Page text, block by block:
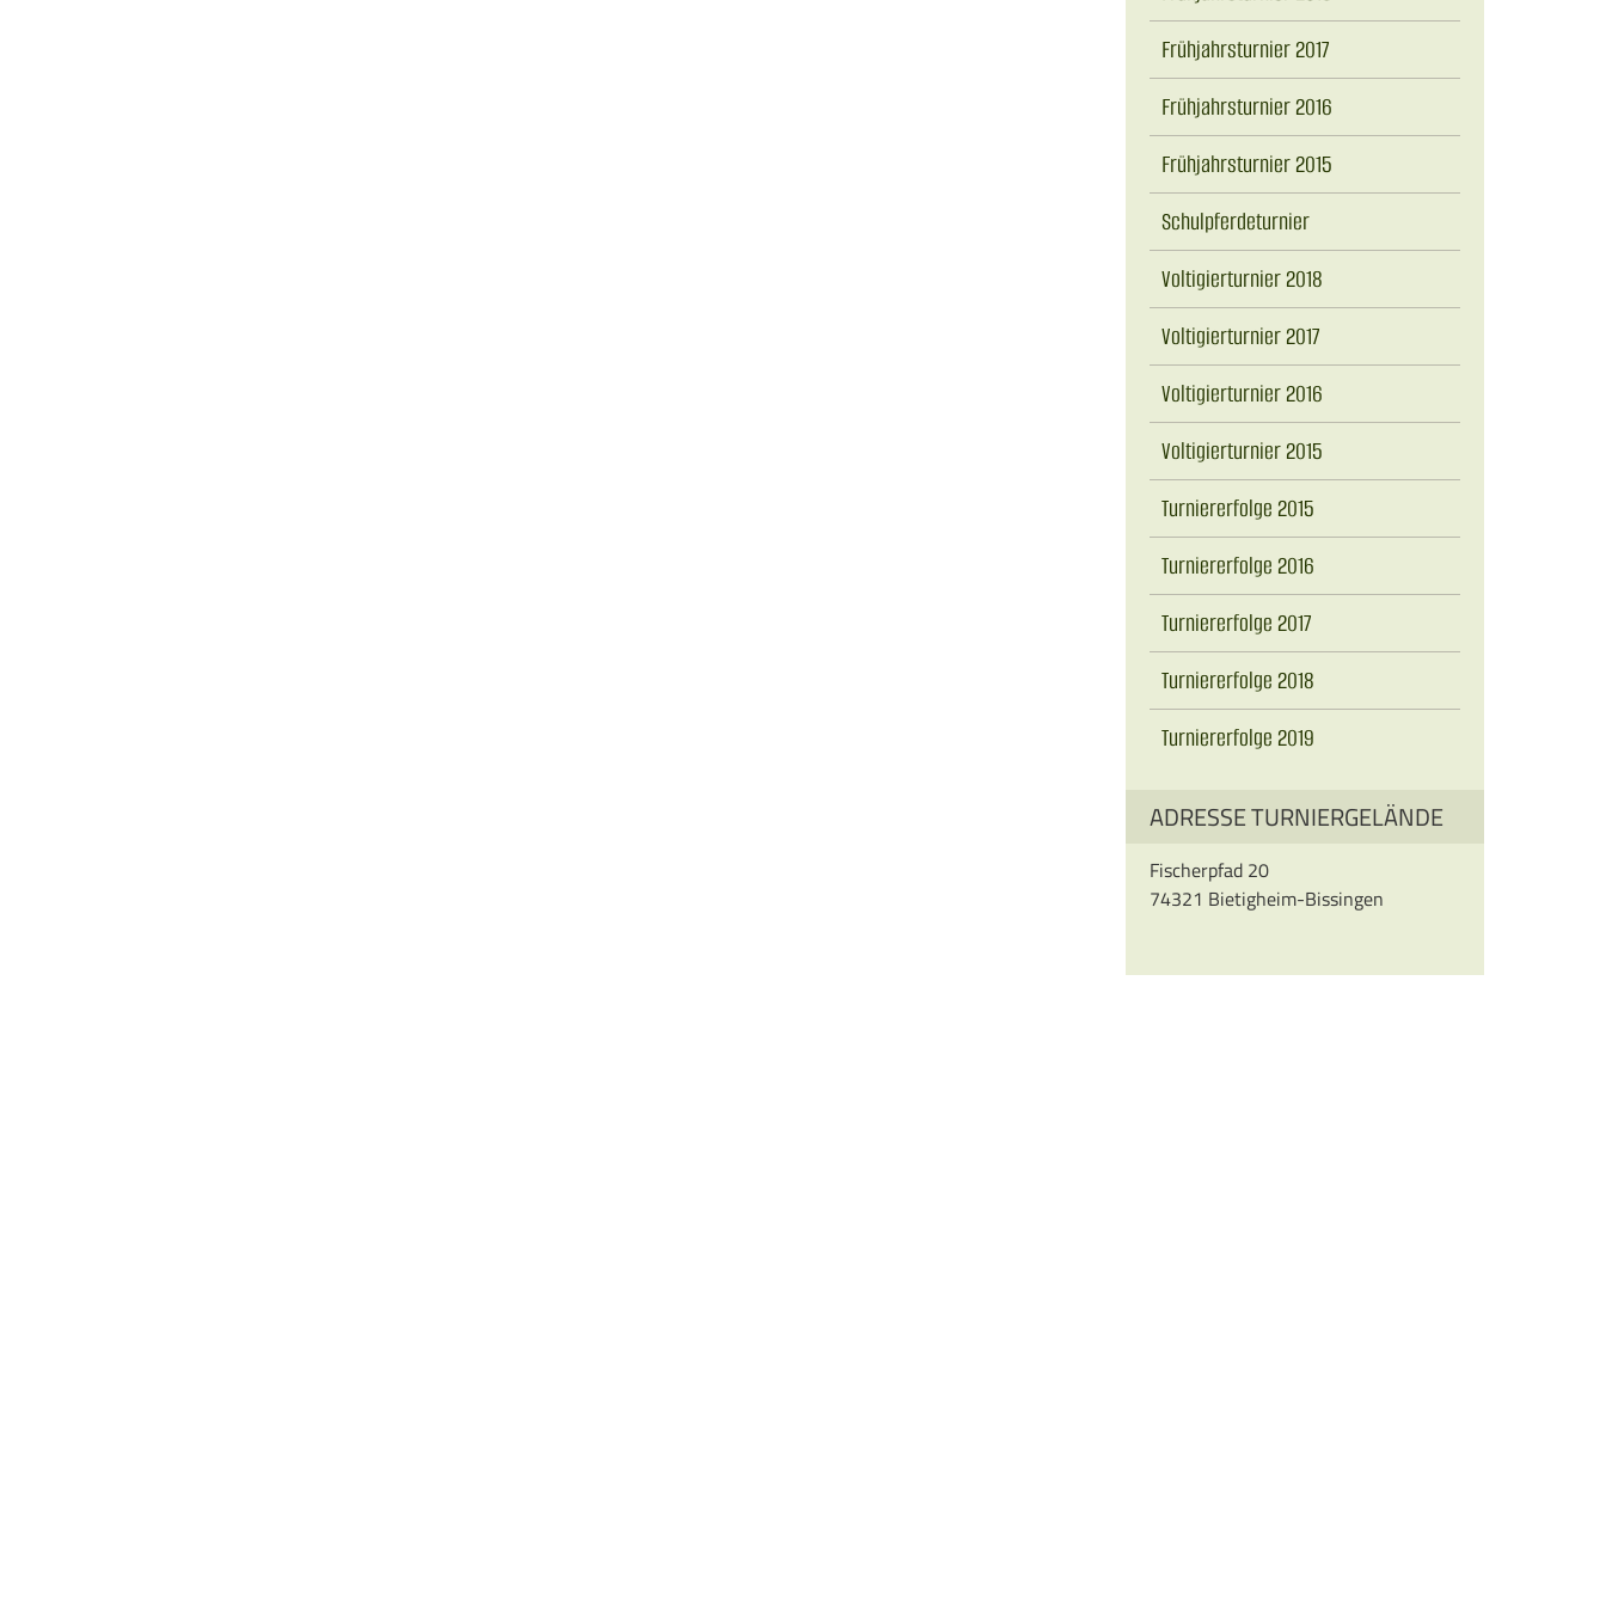
Frühjahrsturnier 2017
Frühjahrsturnier 2016
Frühjahrsturnier 2015
Schulpferdeturnier
Voltigierturnier 2018
Voltigierturnier 2017
Voltigierturnier 2016
Voltigierturnier 2015
Turniererfolge 2015
Turniererfolge 2016
Turniererfolge 2017
Turniererfolge 2018
Turniererfolge 2019
ADRESSE TURNIERGELÄNDE
Fischerpfad 20
74321 Bietigheim-Bissingen